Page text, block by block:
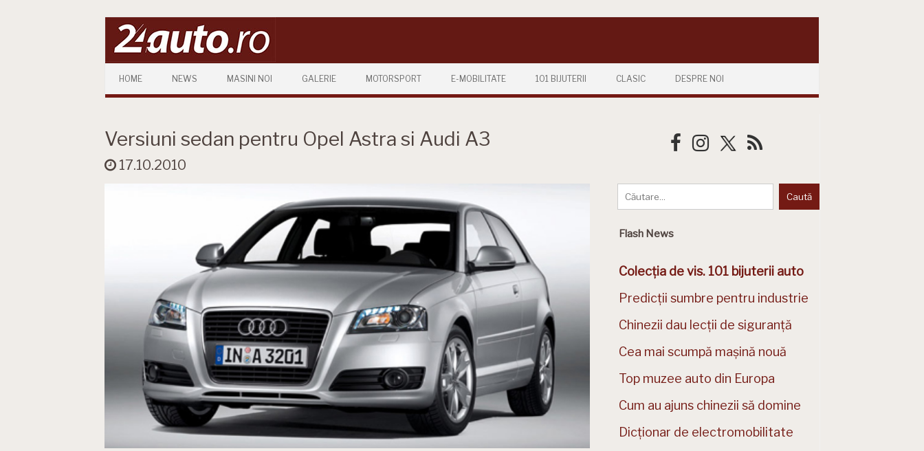
HOME NEWS MASINI NOI GALERIE MOTORSPORT E-MOBILITATE 101 BIJUTERII CLASIC DESPRE NOI
Versiuni sedan pentru Opel Astra si Audi A3
17.10.2010
Flash News
Colecția de vis. 101 bijuterii auto
Predicții sumbre pentru industrie
Chinezii dau lecții de siguranță
Cea mai scumpă mașină nouă
Top muzee auto din Europa
Cum au ajuns chinezii să domine
Dicționar de electromobilitate